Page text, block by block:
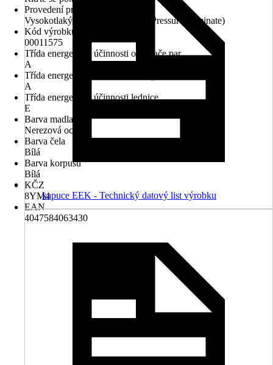
Provedení pracovní desky
Vysokotlaký HPL laminát (High Pressure Laminate)
Kód výrobku
00011575
Třída energetické účinnosti odsavače par
A
Třída energetické účinnosti trouby
A
Třída energetické účinnosti lednice
E
Barva madla
Nerezová ocel
Barva čela
Bílá
Barva korpusu
Bílá
KČZ
8YM4
EAN
4047584063430
kapuce EEK - Technický datový list výrobku